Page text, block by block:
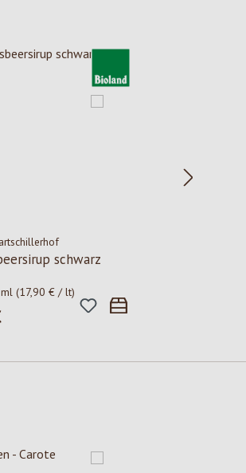
schwarz
(17,90 € / lt)